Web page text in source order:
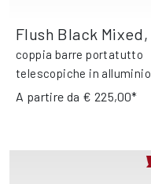
Flush Black Mixed,
coppia barre portatutto
telescopiche in alluminio
A partire da € 225,00*